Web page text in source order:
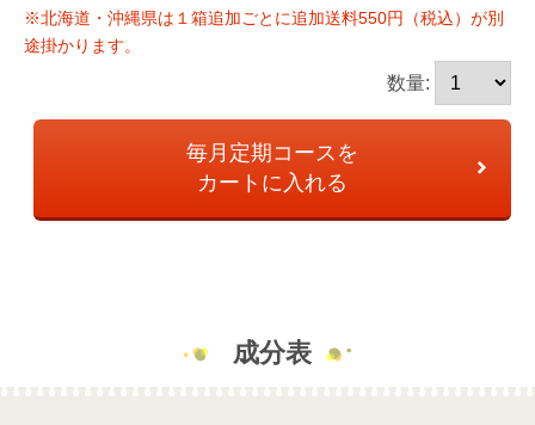
※北海道・沖縄県は１箱追加ごとに追加送料550円（税込）が別
途掛かります。
数量:
毎月定期コースを
カートに入れる
成分表